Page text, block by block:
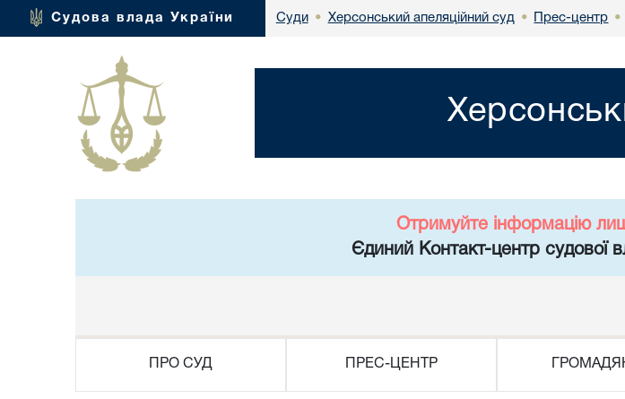
Судова влада України Суди • Херсонський апеляційний суд • Прес-центр •
Отримуйте інформацію
Єдиний Контакт-центр судової
ПРО СУД ПРЕС-ЦЕНТР